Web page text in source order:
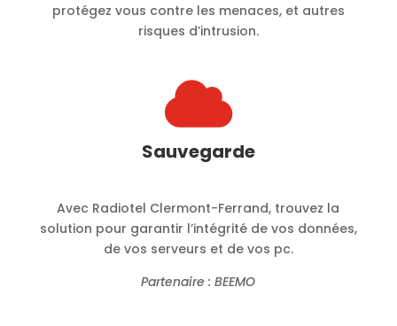
protégez vous contre les menaces, et autres
risques d’intrusion.

Sauvegarde
Avec Radiotel Clermont-Ferrand, trouvez la
solution pour garantir l’intégrité de vos données,
de vos serveurs et de vos pc.
Partenaire : BEEMO